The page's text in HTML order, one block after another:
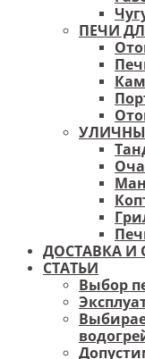
ПЕЧИ
ДОСТАВКА И
СТАТЬИ
Выбор